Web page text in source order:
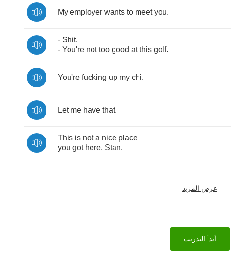
My employer wants to meet you.
- Shit.
- You're not too good at this golf.
You're fucking up my chi.
Let me have that.
This is not a nice place
you got here, Stan.
عرض المزيد
أبدأ التدريب